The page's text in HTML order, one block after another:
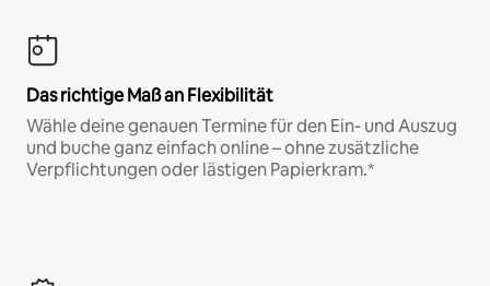
Das richtige Maß an Flexibilität
Wähle deine genauen Termine für den Ein- und Auszug
und buche ganz einfach online – ohne zusätzliche
Verpflichtungen oder lästigen Papierkram.*